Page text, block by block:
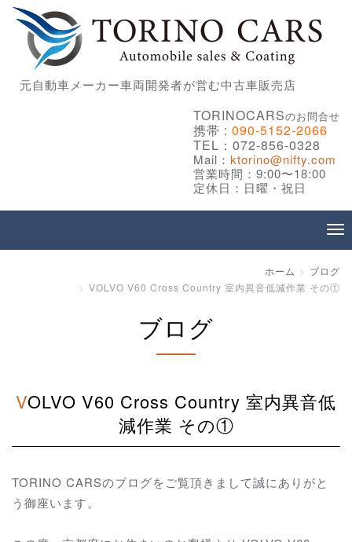
元自動車メーカー車両開発者が営む中古車販売店
TORINOCARSのお問合せ
携帯 : 090-5152-2066
TEL：072-856-0328
Mail： ktorino@nifty.com
営業時間：9:00〜18:00
定休日：日曜・祝日
ホーム
ブログ
VOLVO V60 Cross Country 室内異音低減作業 その①
ブログ
VOLVO V60 Cross Country 室内異音低
減作業 その①
TORINO CARSのブログをご覧頂きまして誠にありがと
う御座います。